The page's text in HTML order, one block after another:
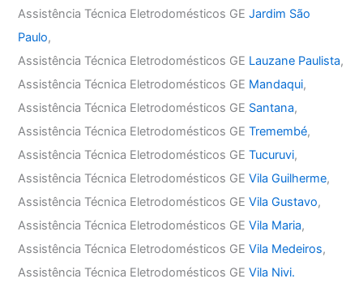
Assistência Técnica Eletrodomésticos GEJardim São
Paulo,
Assistência Técnica Eletrodomésticos GE Lauzane Paulista,
Assistência Técnica Eletrodomésticos GE Mandaqui,
Assistência Técnica Eletrodomésticos GE Santana,
Assistência Técnica Eletrodomésticos GETremembé,
Assistência Técnica Eletrodomésticos GETucuruvi,
Assistência Técnica Eletrodomésticos GEVila Guilherme,
Assistência Técnica Eletrodomésticos GEVila Gustavo,
Assistência Técnica Eletrodomésticos GEVila Maria,
Assistência Técnica Eletrodomésticos GEVila Medeiros,
Assistência Técnica Eletrodomésticos GEVila Nivi.